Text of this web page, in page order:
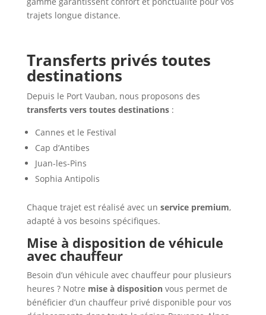
trajets longue distance.
Transferts privés toutes
destinations
Depuis le Port Vauban, nous proposons des
transferts vers toutes destinations:
Cannes et le Festival
Cap d’Antibes
Juan-les-Pins
Sophia Antipolis
Chaque trajet est réalisé avec un service premium,
adapté à vos besoins spécifiques.
Mise à disposition de véhicule
avec chauffeur
Besoin d’un véhicule avec chauffeur pour plusieurs
heures ? Notre mise à dispositionvous permet de
bénéficier d’un chauffeur privé disponible pour vos